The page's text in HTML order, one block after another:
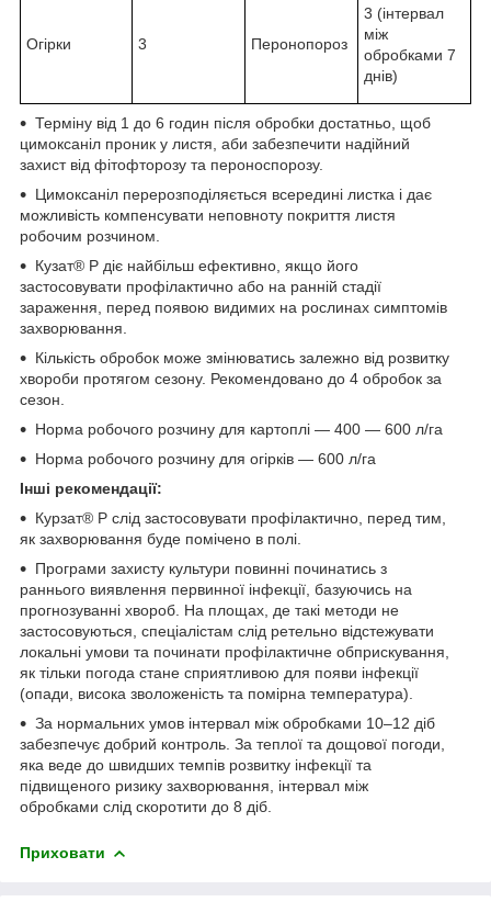
Огірки 3 Перонопороз
3 (інтервал
між
обробками 7
днів)
Терміну від 1 до 6 годин після обробки достатньо, щоб
цимоксаніл проник у листя, аби забезпечити надійний
захист від фітофторозу та пероноспорозу.
Цимоксаніл перерозподіляється всередині листка і дає
можливість компенсувати неповноту покриття листя
робочим розчином.
Кузат® Р діє найбільш ефективно, якщо його
застосовувати профілактично або на ранній стадії
зараження, перед появою видимих на рослинах симптомів
захворювання.
Кількість обробок може змінюватись залежно від розвитку
хвороби протягом сезону. Рекомендовано до 4 обробок за
сезон.
Норма робочого розчину для картоплі — 400 — 600 л/га
Норма робочого розчину для огірків — 600 л/га
Інші рекомендації:
Курзат® Р слід застосовувати профілактично, перед тим,
як захворювання буде помічено в полі.
Програми захисту культури повинні починатись з
раннього виявлення первинної інфекції, базуючись на
прогнозуванні хвороб. На площах, де такі методи не
застосовуються, спеціалістам слід ретельно відстежувати
локальні умови та починати профілактичне обприскування,
як тільки погода стане сприятливою для появи інфекції
(опади, висока зволоженість та помірна температура).
За нормальних умов інтервал між обробками 10–12 діб
забезпечує добрий контроль. За теплої та дощової погоди,
яка веде до швидших темпів розвитку інфекції та
підвищеного ризику захворювання, інтервал між
обробками слід скоротити до 8 діб.
Приховати